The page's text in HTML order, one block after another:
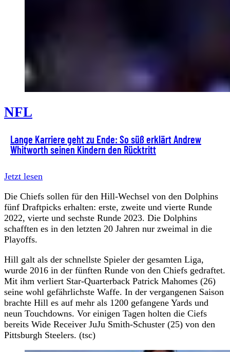
NFL
Lange Karriere geht zu Ende: So süß erklärt Andrew
Whitworth seinen Kindern den Rücktritt
Jetzt lesen
Die Chiefs sollen für den Hill-Wechsel von den Dolphins
fünf Draftpicks erhalten: erste, zweite und vierte Runde
2022, vierte und sechste Runde 2023. Die Dolphins
schafften es in den letzten 20 Jahren nur zweimal in die
Playoffs.
Hill galt als der schnellste Spieler der gesamten Liga,
wurde 2016 in der fünften Runde von den Chiefs gedraftet.
Mit ihm verliert Star-Quarterback Patrick Mahomes (26)
seine wohl gefährlichste Waffe. In der vergangenen Saison
brachte Hill es auf mehr als 1200 gefangene Yards und
neun Touchdowns. Vor einigen Tagen holten die Ciefs
bereits Wide Receiver JuJu Smith-Schuster (25) von den
Pittsburgh Steelers. (tsc)